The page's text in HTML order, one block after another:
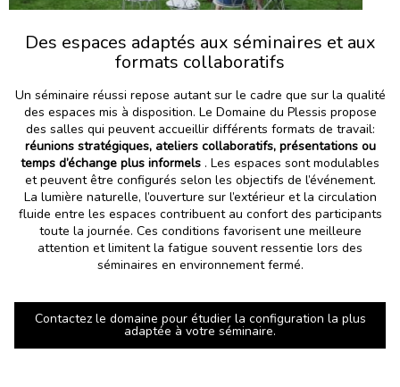
Des espaces adaptés aux séminaires et aux
formats collaboratifs
Un séminaire réussi repose autant sur le cadre que sur la qualité
des espaces mis à disposition. Le Domaine du Plessis propose
des salles qui peuvent accueillir différents formats de travail:
réunions stratégiques, ateliers collaboratifs, présentations ou
temps d’échange plus informels . Les espaces sont modulables
et peuvent être configurés selon les objectifs de l’événement.
La lumière naturelle, l’ouverture sur l’extérieur et la circulation
fluide entre les espaces contribuent au confort des participants
toute la journée. Ces conditions favorisent une meilleure
attention et limitent la fatigue souvent ressentie lors des
séminaires en environnement fermé.
Contactez le domaine pour étudier la configuration la plus
adaptée à votre séminaire.